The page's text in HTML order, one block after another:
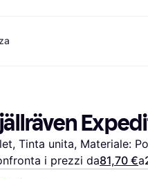
Esplora i negozi
Abbonamento
Salute & Bellezza
Abbigliamento
Giocattoli
Case e Interni
Audio e Video
Tinta unita, Materiale:
i prezzi da81,70 €a